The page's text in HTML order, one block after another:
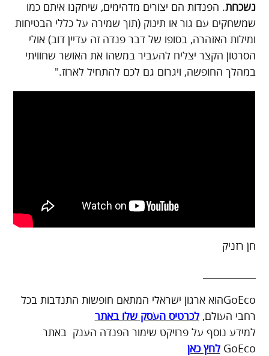
נשכחת. הפנדות הם יצורים מדהימים, שיחקנו איתם כמו
שמשחקים עם גור או תינוק (תוך שמירה על כללי הבטיחות
ומילות האזהרה, בסופו של דבר פנדה זה עדיין דוב) אולי
הסרטון הקצר יצליח להעביר במשהו את האושר שחוויתי
במהלך החופשה, ויגרום גם לכם להתחיל לארוז."
חן רזניק
GoEcoהוא ארגון ישראלי המתאם חופשות התנדבות בכל
רחבי העולם,לכרטיס העסק שלו באתר
למידע נוסף על פרויקט שימור הפנדה הענק באתר
GoEco לחץ כאן